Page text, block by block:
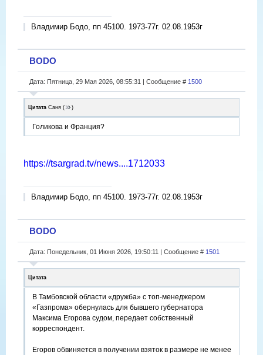
Владимир Бодо, пп 45100. 1973-77г. 02.08.1953г
BODO
Дата: Пятница, 29 Мая 2026, 08:55:31 | Сообщение # 1500
Цитата Саня ( )
Голикова и Франция?
https://tsargrad.tv/news....1712033
Владимир Бодо, пп 45100. 1973-77г. 02.08.1953г
BODO
Дата: Понедельник, 01 Июня 2026, 19:50:11 | Сообщение # 1501
Цитата
В Тамбовской области «дружба» с топ-менеджером
«Газпрома» обернулась для бывшего губернатора
Максима Егорова судом, передает собственный
корреспондент.
Егоров обвиняется в получении взяток в размере не менее